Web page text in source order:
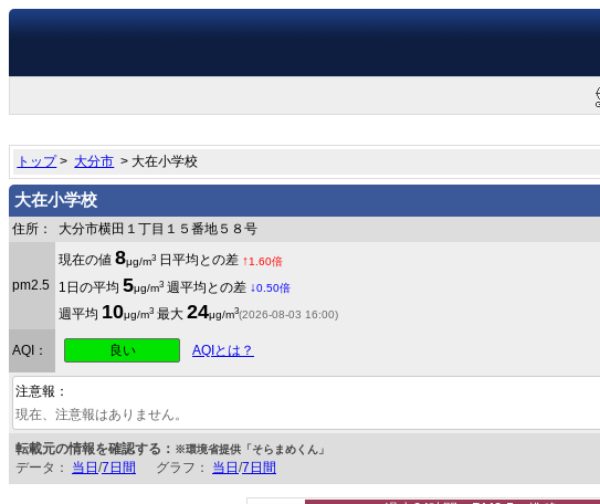
トップ>大分市 > 大在小学校
大在小学校
住所： 大分市横田１丁目１５番地５８号
pm2.5
現在の値 8μg/m3 日平均との差 ↑1.60倍
1日の平均 5μg/m3 週平均との差 ↓0.50倍
週平均 10μg/m3 最大 24μg/m3(2026-08-03 16:00)
AQI： 良い AQIとは？
注意報：
現在、注意報はありません。
転載元の情報を確認する： ※環境省提供「そらまめくん」
データ： 当日 /7日間 グラフ： 当日 /7日間